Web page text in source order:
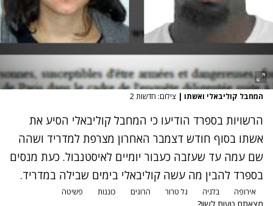
המחבל קוליבאלי ואשתו | צילום: חדשות 2
הרשויות בספרד הודיעו כי המחבל קוליבאלי הסיע את
אשתו בסוף חודש דצמבר האחרון מצרפת למדריד ושהה
שם עמה עד שעזבה כעבור יומיים לאיסטנבול. כעת מנסים
בספרד להבין מה עשה קוליבאלי בימים שבילה במדריד.
אירופה בלגיה גל טרור הרוגים כוננות פשיטה